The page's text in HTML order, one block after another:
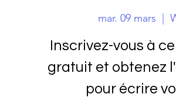
mar. 09 mars
Inscrivez-vous à
gratuit et obtenez
pour écrire